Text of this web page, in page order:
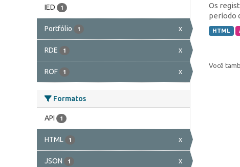
IED 1
Portfólio 1 x
RDE 1 x
ROF 1 x
Formatos
API 1
HTML 1 x
JSON 1 x
Os
período
HTML
Você